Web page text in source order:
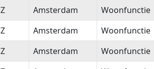
Woonplaats Gebruiksdoel
Amsterdam Woonfunctie
Amsterdam Woonfunctie
Amsterdam Woonfunctie